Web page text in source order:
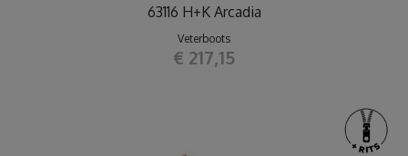
63116 H+K Arcadia
Veterboots
€ 217,15